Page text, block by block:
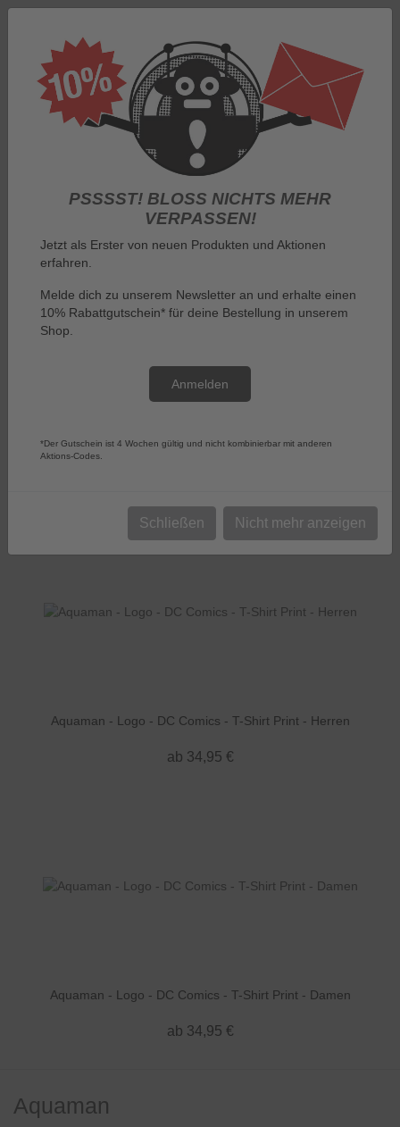
Anmelden
Menü
Sie sind hier:
Nach Hersteller
Aquaman T-Shirts - DC Comics Aquaman
Aquaman T-Shirts - DC
Comics Aquaman
Aquaman - Logo - DC Comics - T-Shirt Print - Herren
ab 34,95 €
Aquaman - Logo - DC Comics - T-Shirt Print - Damen
ab 34,95 €
Aquaman
PSSSST! BLOSS NICHTS MEHR V
ERPASSEN!
Jetzt als Erster von neuen Produkten und Aktionen
erfahren.
Melde dich zu unserem Newsletter an und erhalte einen
10% Rabattgutschein* für deine Bestellung in unserem
Shop.
Anmelden
*Der Gutschein ist 4 Wochen gültig und nicht kombinierbar mit anderen
Aktions-Codes.
Schließen Nicht mehr anzeigen